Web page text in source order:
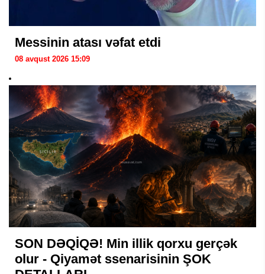
Messinin atası vəfat etdi
08 avqust 2026 15:09
SON DƏQİQƏ! Min illik qorxu gerçək
olur - Qiyamət ssenarisinin ŞOK